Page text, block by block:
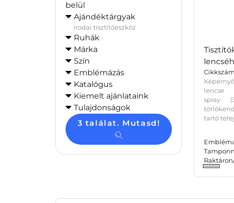
belül
Ajándéktárgyak
irodai tisztítóeszköz
Ruhák
Márka
Szín
Emblémázás
Katalógus
Kiemelt ajánlataink
Tulajdonságok
lencse
spray
tartó